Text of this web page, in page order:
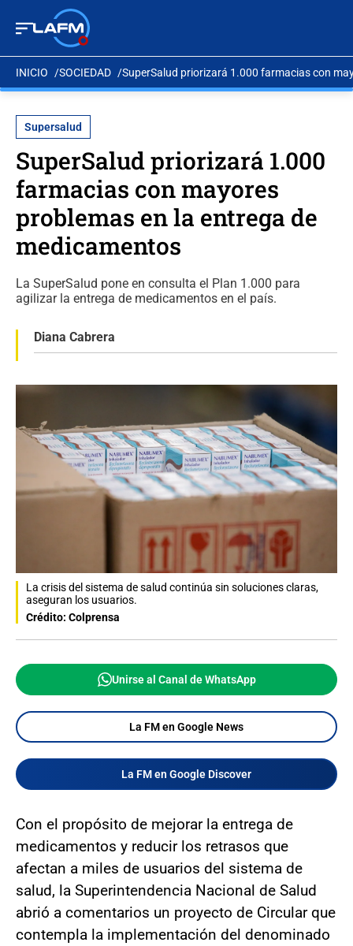
INICIO SOCIEDAD SuperSalud priorizará 1.000 farmacias con
Supersalud
SuperSalud priorizará 1.000
farmacias con mayores
problemas en la entrega de
medicamentos
La SuperSalud pone en consulta el Plan 1.000 para
agilizar la entrega de medicamentos en el país.
Diana Cabrera
La crisis del sistema de salud continúa sin soluciones claras,
aseguran los usuarios.
Crédito: Colprensa
Unirse al Canal de WhatsApp
La FM en Google News
La FM en Google Discover
Con el propósito de mejorar la entrega de
medicamentos y reducir los retrasos que
afectan a miles de usuarios del sistema de
salud, la Superintendencia Nacional de Salud
abrió a comentarios un proyecto de Circular que
contempla la implementación del denominado